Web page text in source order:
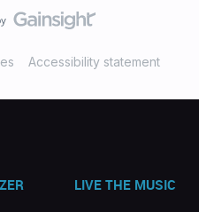
Accessibility statement
LIVE THE MUSIC